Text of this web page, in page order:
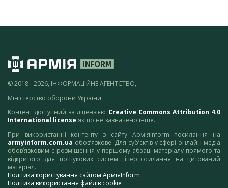
© 2018 - 2026, ІНФОРМАЦІЙНЕ АГЕНТСТВО,
Міністерство оборони України
Контент доступний за ліцензією Creative Commons Attribution 4.0
International license якщо не зазначено інше.
При використанні контенту з сайту АрміяInform посилання на
armyinform.com.ua обов’язкове. Для суб’єктів у сфері онлайн-медіа
обов’язковим є розміщення у першому абзаці матеріалу прямого та
відкритого для пошукових систем гіперпосилання на цитований
матеріал.
Політика користування сайтом АрміяInform
Політика використання файлів cookie